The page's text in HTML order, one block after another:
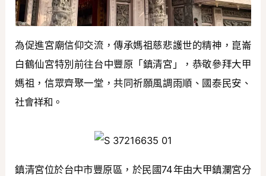
為促進宮廟信仰交流，傳承媽祖慈悲護世的精神，崑崙
白鶴仙宮特別前往台中豐原「鎮清宮」，恭敬參拜大甲
媽祖，信眾齊聚一堂，共同祈願風調雨順、國泰民安、
社會祥和。
鎮清宮位於台中市豐原區，於民國74年由大甲鎮瀾宮分